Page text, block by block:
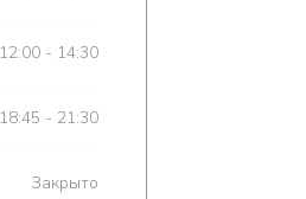
12:00 - 14:30
18:45 - 21:30
Закрыто